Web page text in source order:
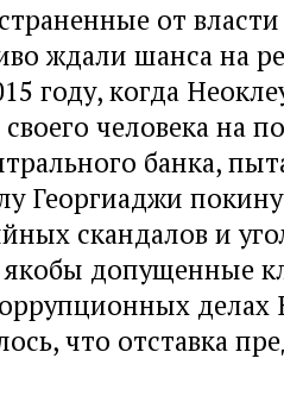
от
ждали шанса на
году, когда
человека на
банка,
Георгиаджи
скандалов и
якобы допущенные
делах
что отставка